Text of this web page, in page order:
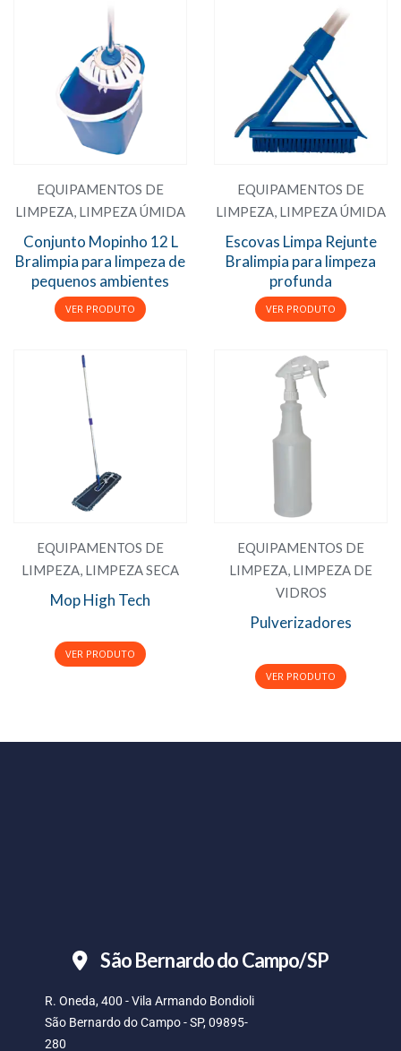
EQUIPAMENTOS DE
LIMPEZA, LIMPEZA ÚMIDA
Conjunto Mopinho 12 L
Bralimpia para limpeza de
pequenos ambientes
EQUIPAMENTOS DE
LIMPEZA, LIMPEZA ÚMIDA
Escovas Limpa Rejunte
Bralimpia para limpeza
profunda
EQUIPAMENTOS DE
LIMPEZA, LIMPEZA SECA
Mop High Tech
EQUIPAMENTOS DE
LIMPEZA, LIMPEZA DE
VIDROS
Pulverizadores
São Bernardo do Campo/SP
R. Oneda, 400 - Vila Armando Bondioli
São Bernardo do Campo - SP, 09895-
280